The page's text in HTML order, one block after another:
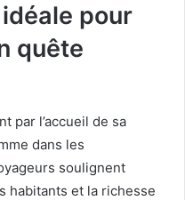
pour
quête
par l’accueil de sa
dans les
soulignent
habitants et la richesse